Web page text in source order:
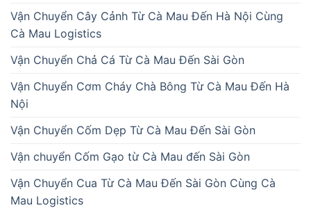
Vận Chuyển Cây Cảnh Từ Cà Mau Đến Hà Nội Cùng
Cà Mau Logistics
Vận Chuyển Chả Cá Từ Cà Mau Đến Sài Gòn
Vận Chuyển Cơm Cháy Chà Bông Từ Cà Mau Đến Hà
Nội
Vận Chuyển Cốm Dẹp Từ Cà Mau Đến Sài Gòn
Vận chuyển Cốm Gạo từ Cà Mau đến Sài Gòn
Vận Chuyển Cua Từ Cà Mau Đến Sài Gòn Cùng Cà
Mau Logistics